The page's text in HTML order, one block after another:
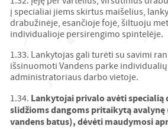
į specialiai jiems skirtus maišelius,
drabužinėje, esančioje fojė, šiltuoju
individualioje persirengimo spintelėje.
1.33. Lankytojas gali turėti su savimi
išsinuomoti Vandens parke
administratoriaus darbo vietoje.
1.34. Lankytojai privalo avėti specialią
slidžioms dangoms pritaikytą avalynę
vandens batus), dėvėti maudymosi